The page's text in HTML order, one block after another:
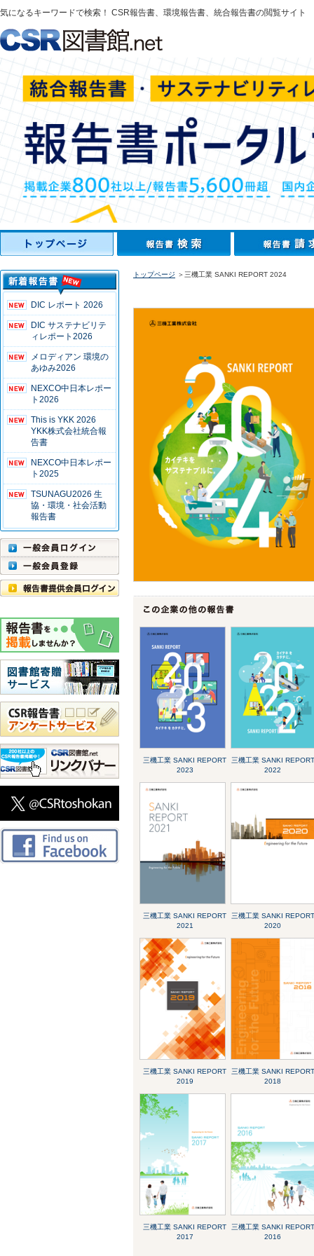
気になるキーワードで検索！ CSR報告書、環境報告書、統合報告書の閲覧サイト
DIC レポート 2026
DIC サステナビリテ
ィレポート2026
メロディアン 環境の
あゆみ2026
NEXCO中日本レポー
ト2026
This is YKK 2026
YKK株式会社統合報
告書
NEXCO中日本レポー
ト2025
TSUNAGU2026 生
協・環境・社会活動
報告書
トップページ ＞三機工業 SANKI REPORT 2024
三機工業 SANKI REPORT
2023
三機工業 SANKI REPORT
2022
三機工業 SANKI REPORT
2021
三機工業 SANKI REPORT
2020
三機工業 SANKI REPORT
2019
三機工業 SANKI REPORT
2018
三機工業 SANKI REPORT
2017
三機工業 SANKI REPORT
2016